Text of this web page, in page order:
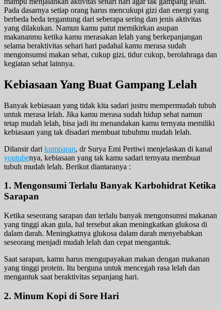
Pada dasarnya setiap orang harus mencukupi gizi dan energi yang
berbeda beda tergantung dari seberapa sering dan jenis aktivitas
yang dilakukan. Namun kamu patut memikirkan asupan
makananmu ketika kamu merasakan lelah yang berkepanjangan
selama beraktivitas sehari hari padahal kamu merasa sudah
mengonsumsi makan sehat, cukup gizi, tidur cukup, berolahraga dan
kegiatan sehat lainnya.
Kebiasaan Yang Buat Gampang Lelah
Banyak kebiasaan yang tidak kita sadari justru mempermudah tubuh
untuk merasa lelah. Jika kamu merasa sudah hidup sehat namun
tetap mudah lelah, bisa jadi itu menandakan kamu ternyata memiliki
kebiasaan yang tak disadari membuat tubuhmu mudah lelah.
Dilansir dari kumparan, dr Surya Emi Pertiwi menjelaskan di kanal
youtubenya, kebiasaan yang tak kamu sadari ternyata membuat
tubuh mudah lelah. Berikut diantaranya :
1. Mengonsumi Terlalu Banyak Karbohidrat Ketika
Sarapan
Ketika seseorang sarapan dan terlalu banyak mengonsumsi makanan
yang tinggi akan gula, hal tersebut akan meningkatkan glukosa di
dalam darah. Meningkatnya glukosa dalam darah menyebabkan
seseorang menjadi mudah lelah dan cepat mengantuk.
Saat sarapan, kamu harus mengupayakan makan dengan makanan
yang tinggi protein. Itu berguna untuk mencegah rasa lelah dan
mengantuk saat beraktivitas sepanjang hari.
2. Minum Kopi di Sore Hari